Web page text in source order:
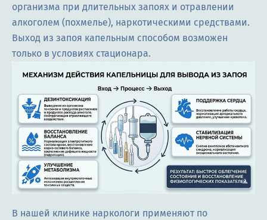
организма при длительных запоях и отравлении
алкоголем (похмелье), наркотическими средствами.
Выход из запоя капельным способом возможен
только в условиях стационара.
В нашей клинике наркологи применяют по